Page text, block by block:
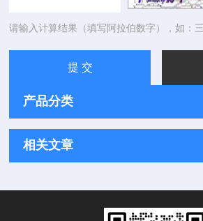
请输入计算结果（填写阿拉伯数字），如：
产品分类
相关文章